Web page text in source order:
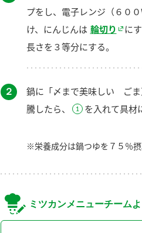
プをし、電子レンジ（６０
け、にんじんは 輪切り に
長さを３等分にする。
２
鍋に「〆まで美味しい ごま
騰したら、
を入れて具材
※栄養成分は鍋つゆを７５％摂
ミツカンメニューチームよ